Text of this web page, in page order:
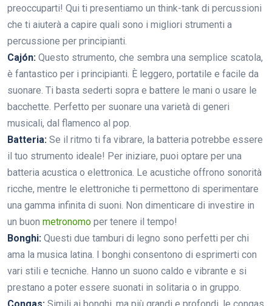
preoccuparti! Qui ti presentiamo un think-tank di percussioni
che ti aiuterà a capire quali sono i migliori strumenti a
percussione per principianti.
Cajón: Questo strumento, che sembra una semplice scatola,
è fantastico per i principianti. È leggero, portatile e facile da
suonare. Ti basta sederti sopra e battere le mani o usare le
bacchette. Perfetto per suonare una varietà di generi
musicali, dal flamenco al pop.
Batteria: Se il ritmo ti fa vibrare, la batteria potrebbe essere
il tuo strumento ideale! Per iniziare, puoi optare per una
batteria acustica o elettronica. Le acustiche offrono sonorità
ricche, mentre le elettroniche ti permettono di sperimentare
una gamma infinita di suoni. Non dimenticare di investire in
un buon metronomo per tenere il tempo!
Bonghi: Questi due tamburi di legno sono perfetti per chi
ama la musica latina. I bonghi consentono di esprimerti con
vari stili e tecniche. Hanno un suono caldo e vibrante e si
prestano a poter essere suonati in solitaria o in gruppo.